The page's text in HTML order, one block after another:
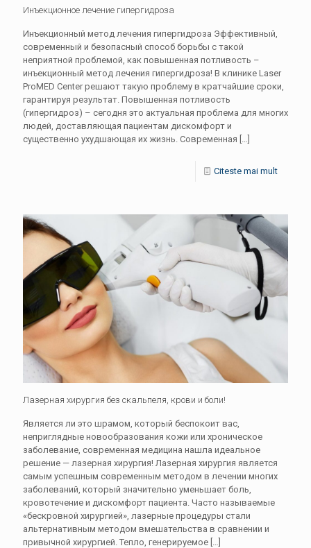
Инъекционное лечение гипергидроза
Инъекционный метод лечения гипергидроза Эффективный,
современный и безопасный способ борьбы c такой
неприятной проблемой, как повышенная потливость –
инъекционный метод лечения гипергидроза! В клинике Laser
ProMED Center решают такую проблему в кратчайшие сроки,
гарантируя результат. Повышенная потливость
(гипергидроз) – сегодня это актуальная проблема для многих
людей, доставляющая пациентам дискомфорт и
существенно ухудшающая их жизнь. Современная […]
Citeste mai mult
Лазерная хирургия без скальпеля, крови и боли!
Является ли это шрамом, который беспокоит вас,
неприглядные новообразования кожи или хроническое
заболевание, современная медицина нашла идеальное
решение — лазерная хирургия! Лазерная хирургия является
самым успешным современным методом в лечении многих
заболеваний, который значительно уменьшает боль,
кровотечение и дискомфорт пациента. Часто называемые
«бескровной хирургией», лазерные процедуры стали
альтернативным методом вмешательства в сравнении и
привычной хирургией. Тепло, генерируемое